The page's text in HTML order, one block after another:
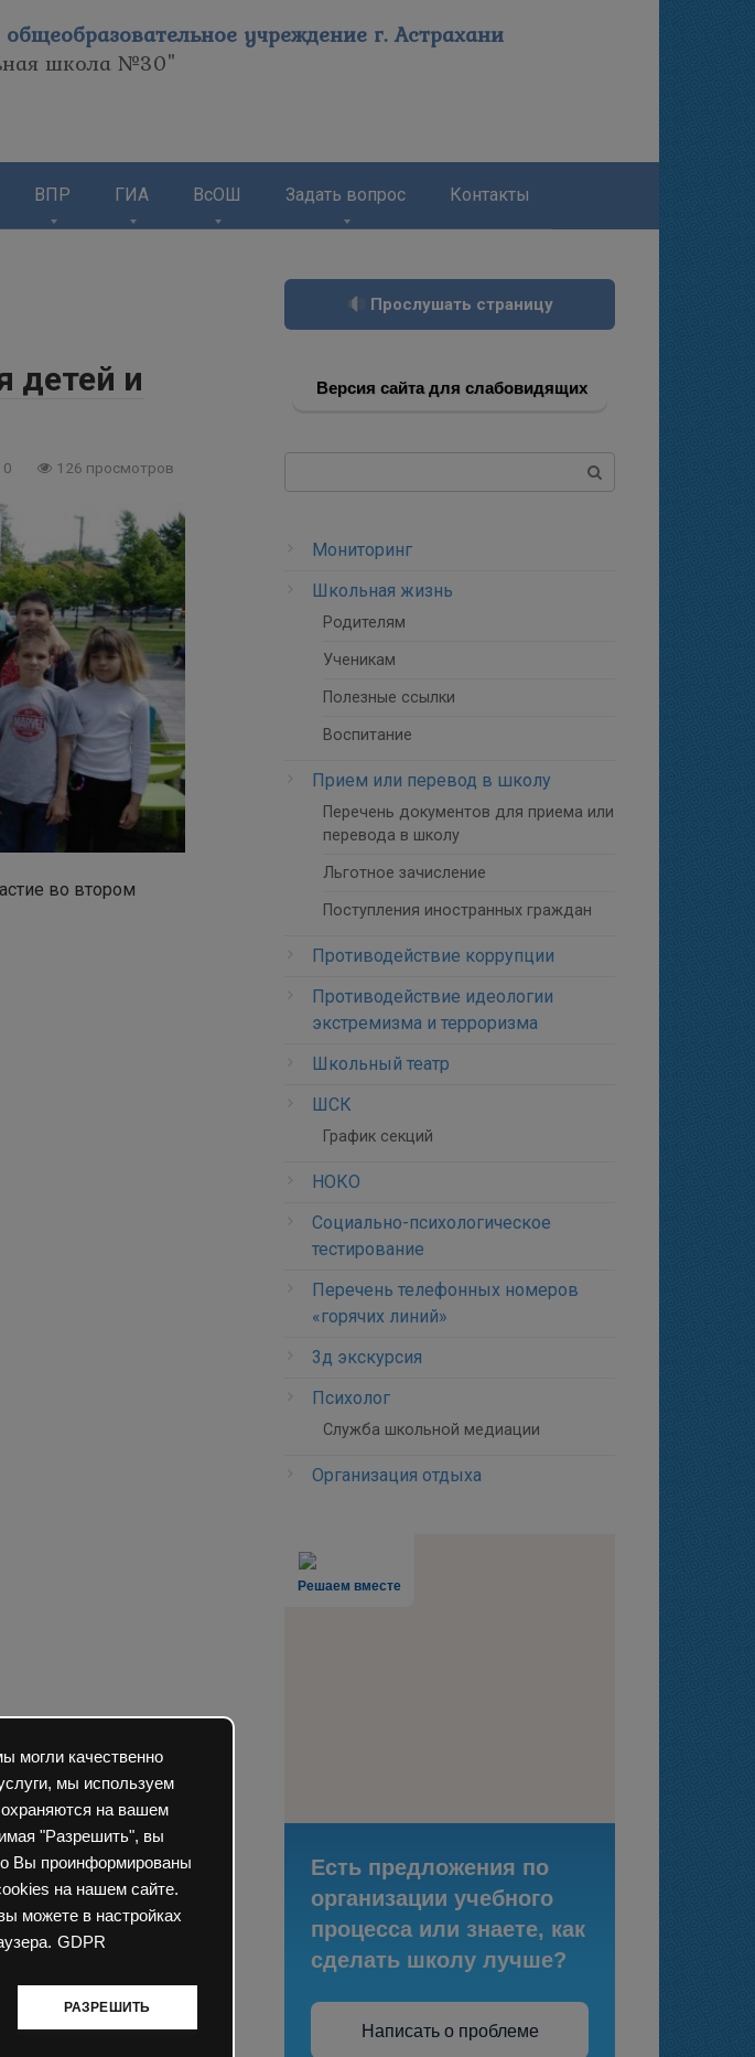
могли качественно
мы используем
на вашем
"Разрешить", вы
Вы проинформированы
на нашем сайте.
можете в настройках
GDPR
РАЗРЕШИТЬ
учреждение г. Астрахани
школа №30"
ВПР ГИА ВсОШ Задать вопрос Контакты
детей и
0 126 просмотров
во втором
Прослушать страницу
Версия сайта для слабовидящих
Мониторинг
Школьная жизнь
Родителям
Ученикам
Полезные ссылки
Воспитание
Прием или перевод в школу
Перечень документов для приема или
перевода в школу
Льготное зачисление
Поступления иностранных граждан
Противодействие коррупции
Противодействие идеологии
экстремизма и терроризма
Школьный театр
ШСК
График секций
НОКО
Социально-психологическое
тестирование
Перечень телефонных номеров
«горячих линий»
3д экскурсия
Психолог
Служба школьной медиации
Организация отдыха
Решаем вместе
Есть предложения по
организации учебного
процесса или знаете, как
сделать школу лучше?
Написать о проблеме